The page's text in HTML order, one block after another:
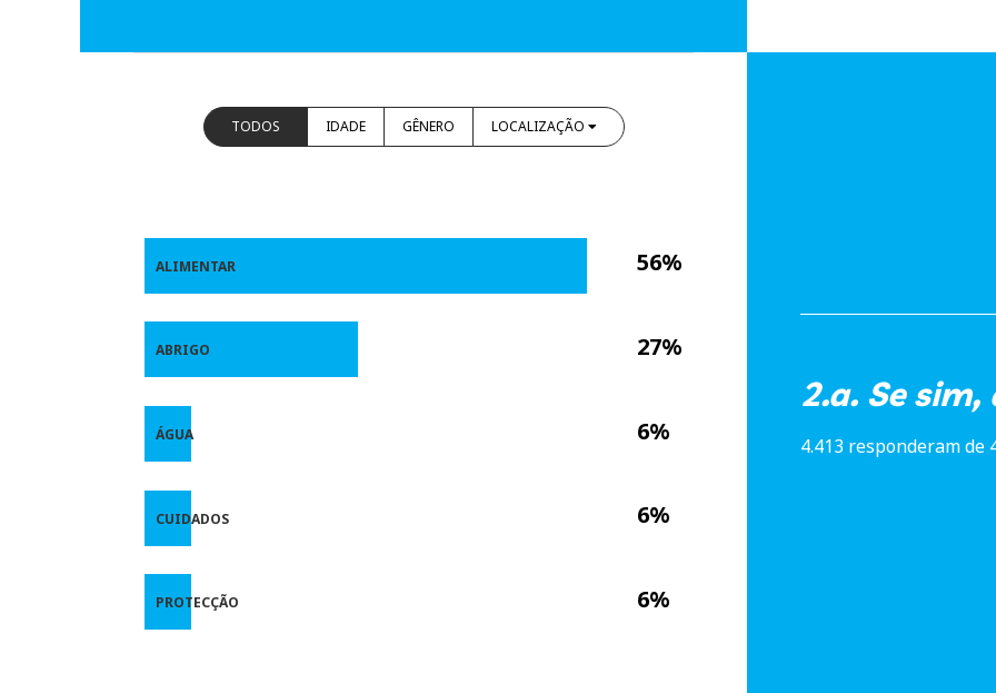
2.a. Se sim,
4.413 responderam de
TODOS IDADE GÊNERO LOCALIZAÇÃO
56%
27%
6%
6%
6%
ALIMENTAR
ABRIGO
ÁGUA
CUIDADOS
PROTECÇÃO